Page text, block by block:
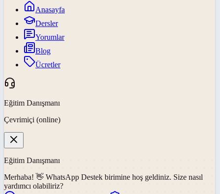
Anasayfa
Dersler
Yorumlar
Blog
Ücretler
Eğitim Danışmanı
Çevrimiçi (online)
Eğitim Danışmanı
Merhaba! 👋 WhatsApp Destek birimine hoş geldiniz. Size nasıl
yardımcı olabiliriz?